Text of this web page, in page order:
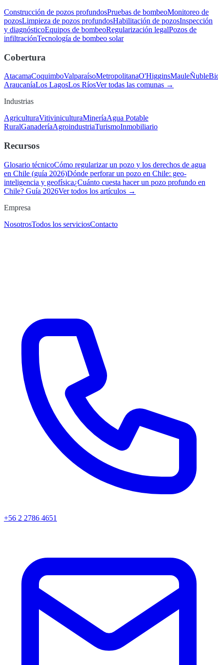
Construcción de pozos profundosPruebas de bombeoMonitoreo de
pozosLimpieza de pozos profundosHabilitación de pozosInspección
y diagnósticoEquipos de bombeoRegularización legalPozos de
infiltraciónTecnología de bombeo solar
Cobertura
AtacamaCoquimboValparaísoMetropolitanaO'HigginsMauleÑuble
AraucaníaLos LagosLos RíosVer todas las comunas →
Industrias
AgriculturaVitiviniculturaMineríaAgua Potable
RuralGanaderíaAgroindustriaTurismoInmobiliario
Recursos
Glosario técnicoCómo regularizar un pozo y los derechos de agua
en Chile (guía 2026)Dónde perforar un pozo en Chile: geo-
inteligencia y geofísica¿Cuánto cuesta hacer un pozo profundo en
Chile? Guía 2026Ver todos los artículos →
Empresa
NosotrosTodos los serviciosContacto
+56 2 2786 4651